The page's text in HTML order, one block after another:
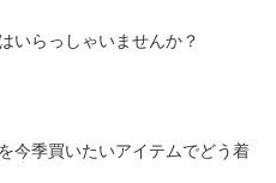
いらっしゃいませんか？
今季買いたいアイテムでどう着